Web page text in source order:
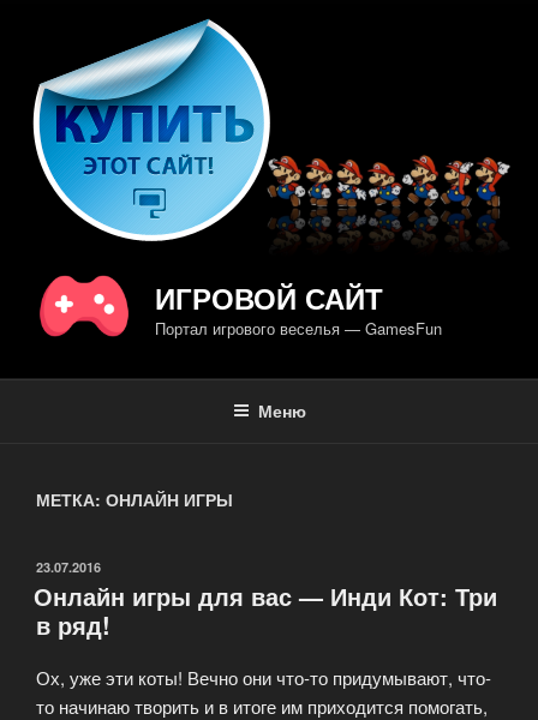
содержимому
ИГРОВОЙ САЙТ
Портал игрового веселья — GamesFun
Меню
МЕТКА: ОНЛАЙН ИГРЫ
ОПУБЛИКОВАНО
23.07.2016
Онлайн игры для вас — Инди Кот: Три
в ряд!
Ох, уже эти коты! Вечно они что-то придумывают, что-
то начинаю творить и в итоге им приходится помогать,